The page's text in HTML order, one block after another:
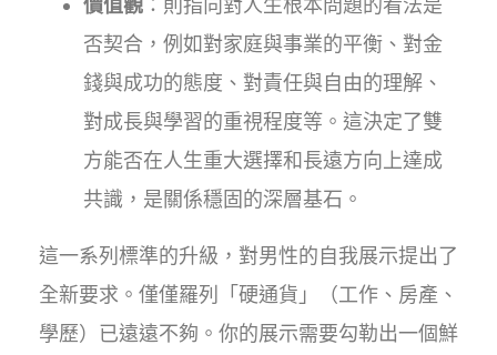
價值觀 ：則指向對人生根本問題的看法是
否契合，例如對家庭與事業的平衡、對金
錢與成功的態度、對責任與自由的理解、
對成長與學習的重視程度等。這決定了雙
方能否在人生重大選擇和長遠方向上達成
共識，是關係穩固的深層基石。
這一系列標準的升級，對男性的自我展示提出了
全新要求。僅僅羅列「硬通貨」（工作、房產、
學歷）已遠遠不夠。你的展示需要勾勒出一個鮮